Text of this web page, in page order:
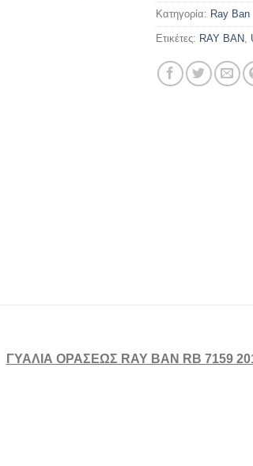
Κατηγορία: Ray Ban
Ετικέτες: RAY BAN
ΓΥΑΛΙΑ ΟΡΑΣΕΩΣ RAY BAN RB 7159